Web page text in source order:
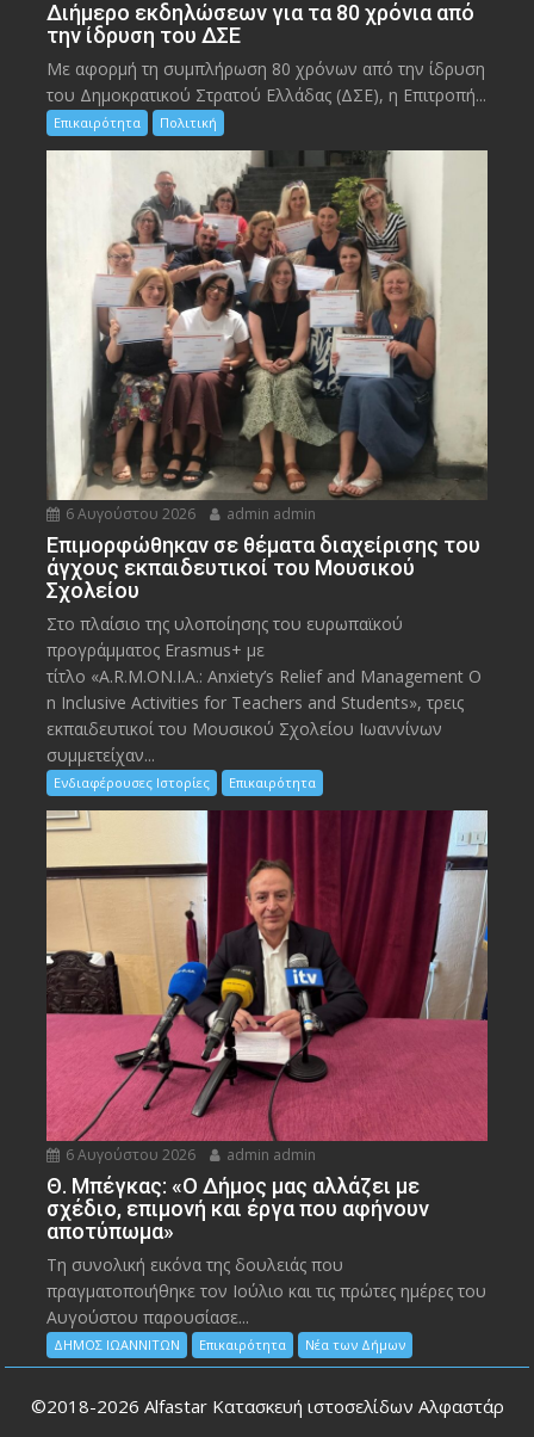
Διήμερο εκδηλώσεων για τα 80 χρόνια από
την ίδρυση του ΔΣΕ
Με αφορμή τη συμπλήρωση 80 χρόνων από την ίδρυση
του Δημοκρατικού Στρατού Ελλάδας (ΔΣΕ), η Επιτροπή...
Επικαιρότητα Πολιτική
6 Αυγούστου 2026 admin admin
Eπιμορφώθηκαν σε θέματα διαχείρισης του
άγχους εκπαιδευτικοί του Μουσικού
Σχολείου
Στο πλαίσιο της υλοποίησης του ευρωπαϊκού
προγράμματος Erasmus+ με
τίτλο «A.R.M.ON.I.A.: Anxiety’s Relief and Management O
n Inclusive Activities for Teachers and Students», τρεις
εκπαιδευτικοί του Μουσικού Σχολείου Ιωαννίνων
συμμετείχαν...
Ενδιαφέρουσες Ιστορίες Επικαιρότητα
6 Αυγούστου 2026 admin admin
Θ. Μπέγκας: «Ο Δήμος μας αλλάζει με
σχέδιο, επιμονή και έργα που αφήνουν
αποτύπωμα»
Τη συνολική εικόνα της δουλειάς που
πραγματοποιήθηκε τον Ιούλιο και τις πρώτες ημέρες του
Αυγούστου παρουσίασε...
ΔΗΜΟΣ ΙΩΑΝΝΙΤΩΝ Επικαιρότητα Νέα των Δήμων
©2018-2026 Alfastar Κατασκευή ιστοσελίδων Αλφαστάρ